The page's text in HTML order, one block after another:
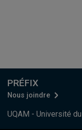
UQAM - Université
PRÉFIX
Nous joindre